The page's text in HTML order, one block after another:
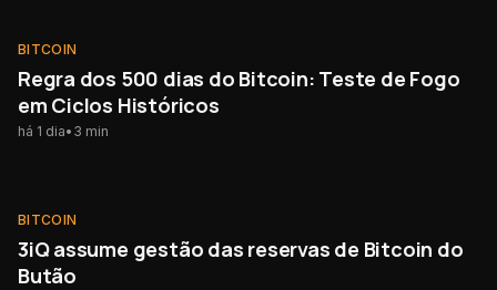
BITCOIN
BITCOIN
Regra dos 500 dias do Bitcoin: Teste de Fogo
em Ciclos Históricos
há 1 dia• 3 min
BITCOIN
BITCOIN
3iQ assume gestão das reservas de Bitcoin do
Butão